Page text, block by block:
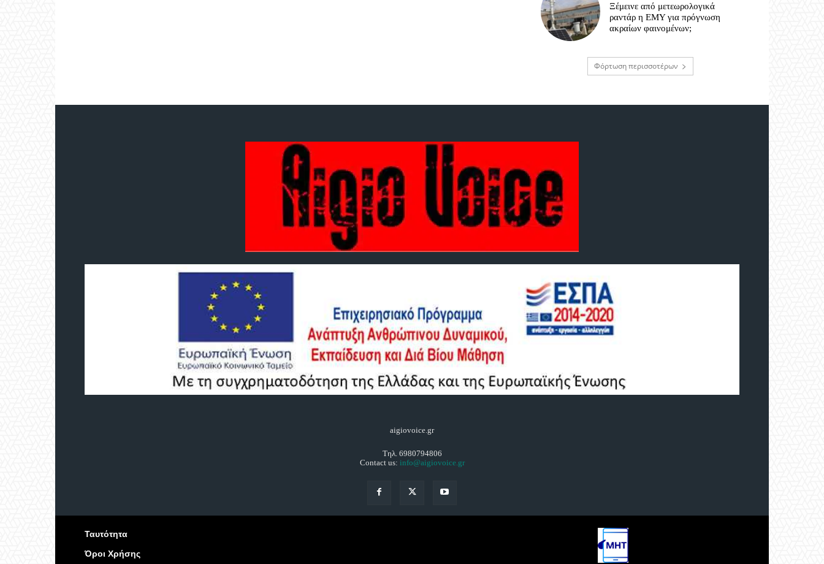
Ξέμεινε από μετεωρολογικά
ραντάρ η ΕΜΥ για πρόγνωση
ακραίων φαινομένων;
Φόρτωση περισσοτέρων
aigiovoice.gr
Τηλ. 6980794806
Contact us: info@aigiovoice.gr
Ταυτότητα
Όροι Χρήσης